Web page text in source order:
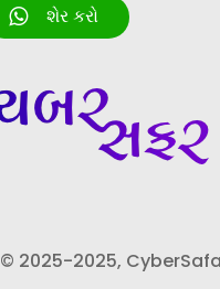
શેર કરો
© 2025-2025,